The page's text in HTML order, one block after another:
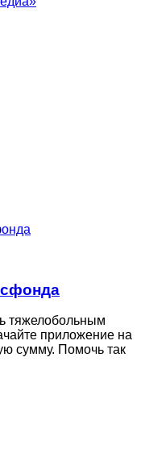
тяжелобольным
приложение на
сумму. Помочь так